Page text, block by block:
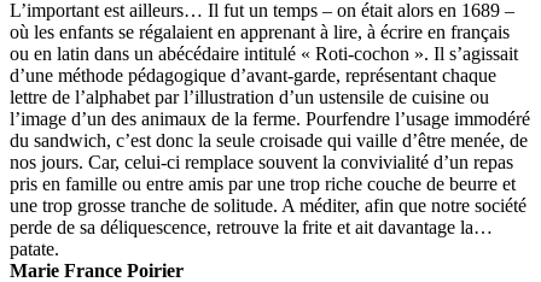
L’important est ailleurs… Il fut un temps – on était alors en 1689 –
où les enfants se régalaient en apprenant à lire, à écrire en français
ou en latin dans un abécédaire intitulé « Roti-cochon ». Il s’agissait
d’une méthode pédagogique d’avant-garde, représentant chaque
lettre de l’alphabet par l’illustration d’un ustensile de cuisine ou
l’image d’un des animaux de la ferme. Pourfendre l’usage immodéré
du sandwich, c’est donc la seule croisade qui vaille d’être menée, de
nos jours. Car, celui-ci remplace souvent la convivialité d’un repas
pris en famille ou entre amis par une trop riche couche de beurre et
une trop grosse tranche de solitude. A méditer, afin que notre société
perde de sa déliquescence, retrouve la frite et ait davantage la…
patate.
Marie France Poirier